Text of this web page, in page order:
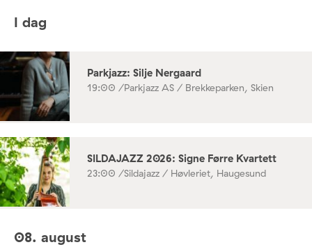
I dag
Parkjazz: Silje Nergaard
19:00 /Parkjazz AS / Brekkeparken, Skien
SILDAJAZZ 2026: Signe Førre Kvartett
23:00 /Sildajazz / Høvleriet, Haugesund
08. august